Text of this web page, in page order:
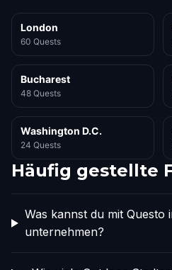
London
60 Quests
Bucharest
48 Quests
Washington D.C.
24 Quests
Häufig gestellte
Was kannst du mit Questo
unternehmen?